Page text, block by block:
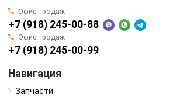
Офис продаж
+7 (918) 245-00-88
Офис продаж
+7 (918) 245-00-99
Навигация
Запчасти